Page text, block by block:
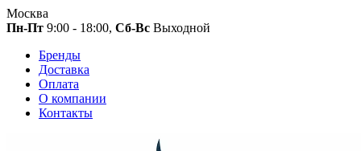
Москва
Пн-Пт 9:00 - 18:00, Сб-Вс Выходной
Бренды
Доставка
Оплата
О компании
Контакты